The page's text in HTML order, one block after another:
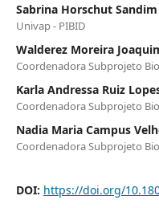
Sabrina Horschut Sandim
Univap - PIBID
Walderez Moreira
Coordenadora Subprojeto
Karla Andressa Ruiz
Coordenadora Subprojeto
Nadia Maria Campus
Coordenadora Subprojeto
DOI: https://doi.org/